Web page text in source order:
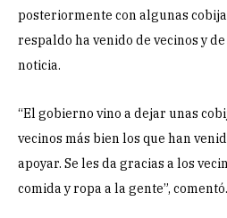
posteriormente con algunas
respaldo ha venido de vecinos y
noticia.
“El gobierno vino a dejar unas
vecinos más bien los que han
apoyar. Se les da gracias a los
comida y ropa a la gente”, comentó.